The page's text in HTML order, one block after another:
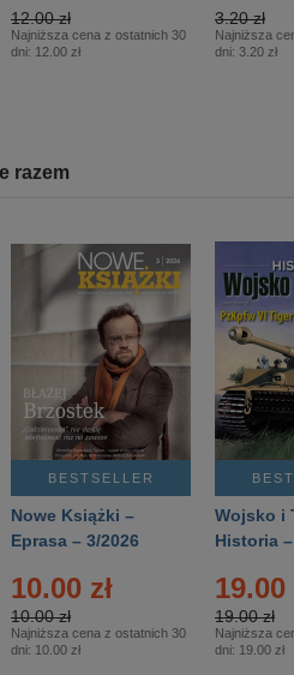
12.00 zł
Najniższa cena z ostatnich 30
dni: 12.00 zł
3.20 zł
Najniższa
dni: 3.20 zł
razem
BESTSELLER
Nowe Książki –
Eprasa – 3/2026
10.00 zł
10.00 zł
Najniższa cena z ostatnich 30
dni: 10.00 zł
Wojsko i
Historia
19.00
19.00 zł
Najniższa
dni: 19.00 zł